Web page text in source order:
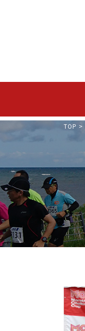
TOP >